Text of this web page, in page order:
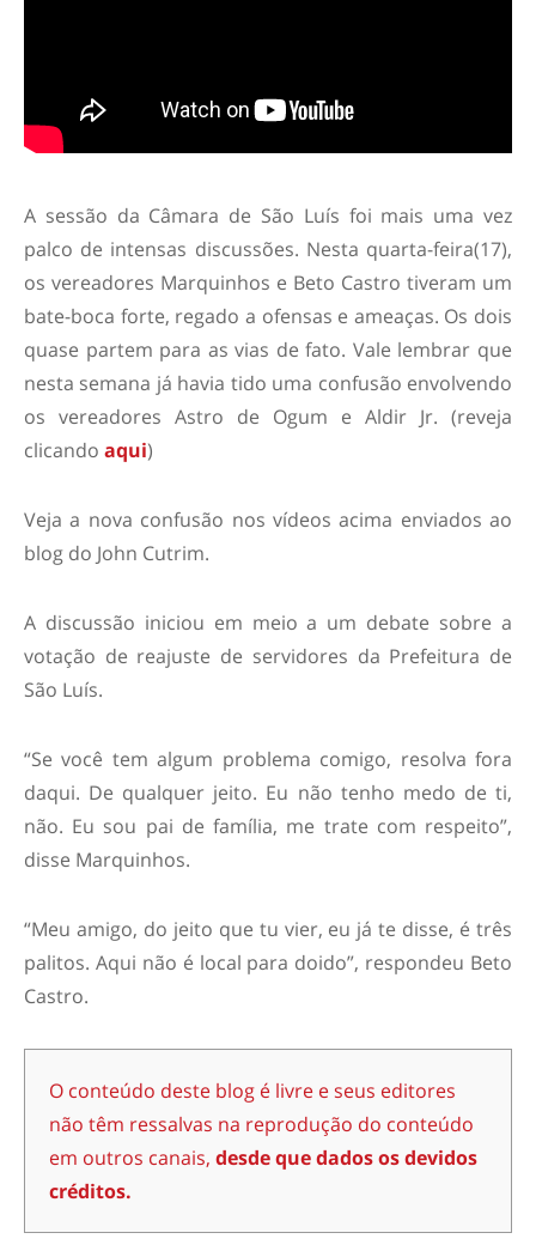
A sessão da Câmara de São Luís foi mais uma vez
palco de intensas discussões. Nesta quarta-feira(17),
os vereadores Marquinhos e Beto Castro tiveram um
bate-boca forte, regado a ofensas e ameaças. Os dois
quase partem para as vias de fato. Vale lembrar que
nesta semana já havia tido uma confusão envolvendo
os vereadores Astro de Ogum e Aldir Jr. (reveja
clicando aqui)
Veja a nova confusão nos vídeos acima enviados ao
blog do John Cutrim.
A discussão iniciou em meio a um debate sobre a
votação de reajuste de servidores da Prefeitura de
São Luís.
“Se você tem algum problema comigo, resolva fora
daqui. De qualquer jeito. Eu não tenho medo de ti,
não. Eu sou pai de família, me trate com respeito”,
disse Marquinhos.
“Meu amigo, do jeito que tu vier, eu já te disse, é três
palitos. Aqui não é local para doido”, respondeu Beto
Castro.
O conteúdo deste blog é livre e seus editores
não têm ressalvas na reprodução do conteúdo
em outros canais, desde que dados os devidos
créditos.